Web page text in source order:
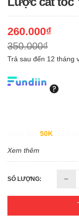
260.000₫
350.000₫
Trả sau đến 12 tháng
50K
Xem thêm
SỐ LƯỢNG: